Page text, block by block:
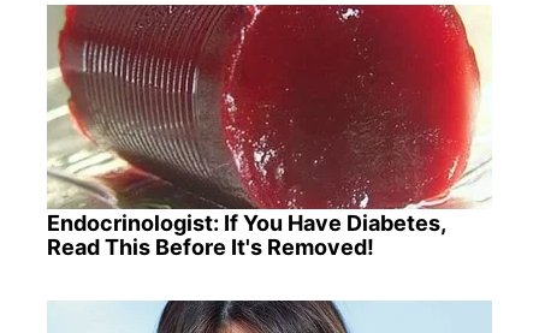
Endocrinologist: If You Have Diabetes,
Read This Before It's Removed!